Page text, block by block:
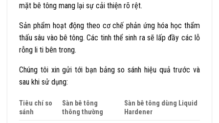
mặt bê tông mang lại sự cải thiện rõ rệt.
Sản phẩm hoạt động theo cơ chế phản ứng hóa học thẩm
thấu sâu vào bê tông. Các tinh thể sinh ra sẽ lấp đầy các lỗ
rỗng li ti bên trong.
Chúng tôi xin gửi tới bạn bảng so sánh hiệu quả trước và
sau khi sử dụng:
Tiêu chí so
sánh
Sàn bê tông
thông thường
Sàn bê tông dùng Liquid
Hardener